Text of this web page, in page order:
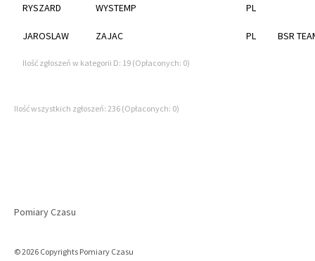
RYSZARD WYSTEMP PL
JAROSLAW ZAJAC PL BSR
Ilość zgłoszeń w kategorii D: 19 (Opłaconych: 0)
Ilość wszystkich zgłoszeń: 236 (Opłaconych: 0)
Pomiary Czasu
© 2026 Copyrights Pomiary Czasu